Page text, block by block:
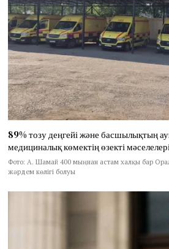
89% тозу деңгейі және басшылықтың
медициналық көмектің өзекті
Фото: А. Шамай 400 мыңнан астам халқы бар
жәрдем көлігі болуы